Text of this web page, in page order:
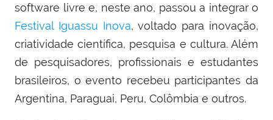
software livre e, neste ano, passou a integrar o
Festival Iguassu Inova, voltado para inovação,
criatividade científica, pesquisa e cultura. Além
de pesquisadores, profissionais e estudantes
brasileiros, o evento recebeu participantes da
Argentina, Paraguai, Peru, Colômbia e outros.